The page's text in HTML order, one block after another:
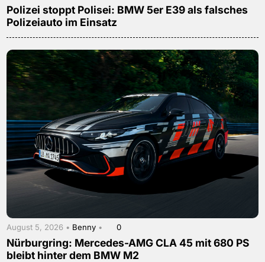
Polizei stoppt Polisei: BMW 5er E39 als falsches
Polizeiauto im Einsatz
August 5, 2026 • Benny • 0
Nürburgring: Mercedes-AMG CLA 45 mit 680 PS
bleibt hinter dem BMW M2